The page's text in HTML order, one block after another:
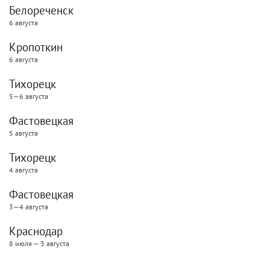
Белореченск
6 августа
Кропоткин
6 августа
Тихорецк
5—6 августа
Фастовецкая
5 августа
Тихорецк
4 августа
Фастовецкая
3—4 августа
Краснодар
8 июля — 3 августа